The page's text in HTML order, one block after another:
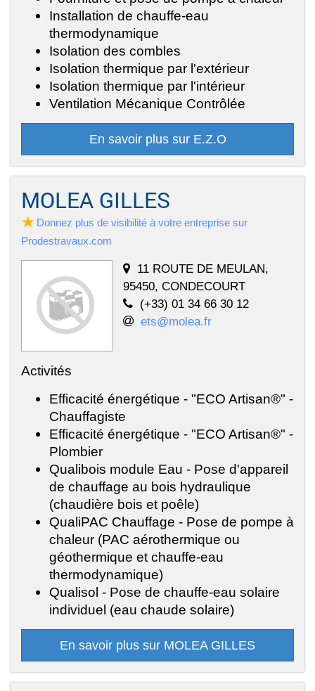
Installation de chauffe-eau
thermodynamique
Isolation des combles
Isolation thermique par l'extérieur
Isolation thermique par l'intérieur
Ventilation Mécanique Contrôlée
En savoir plus sur E.Z.O
MOLEA GILLES
Donnez plus de visibilité à votre entreprise sur
Prodestravaux.com
11 ROUTE DE MEULAN,
95450, CONDECOURT
(+33) 01 34 66 30 12
ets@molea.fr
Activités
Efficacité énergétique - "ECO Artisan®" -
Chauffagiste
Efficacité énergétique - "ECO Artisan®" -
Plombier
Qualibois module Eau - Pose d'appareil
de chauffage au bois hydraulique
(chaudière bois et poêle)
QualiPAC Chauffage - Pose de pompe à
chaleur (PAC aérothermique ou
géothermique et chauffe-eau
thermodynamique)
Qualisol - Pose de chauffe-eau solaire
individuel (eau chaude solaire)
En savoir plus sur MOLEA GILLES